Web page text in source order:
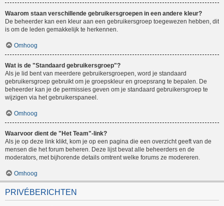
Waarom staan verschillende gebruikersgroepen in een andere kleur?
De beheerder kan een kleur aan een gebruikersgroep toegewezen hebben, dit
is om de leden gemakkelijk te herkennen.
Omhoog
Wat is de "Standaard gebruikersgroep"?
Als je lid bent van meerdere gebruikersgroepen, word je standaard
gebruikersgroep gebruikt om je groepskleur en groepsrang te bepalen. De
beheerder kan je de permissies geven om je standaard gebruikersgroep te
wijzigen via het gebruikerspaneel.
Omhoog
Waarvoor dient de "Het Team"-link?
Als je op deze link klikt, kom je op een pagina die een overzicht geeft van de
mensen die het forum beheren. Deze lijst bevat alle beheerders en de
moderators, met bijhorende details omtrent welke forums ze modereren.
Omhoog
PRIVÉBERICHTEN